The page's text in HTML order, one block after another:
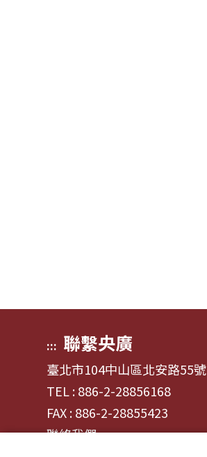
::: 聯繫央廣
臺北市104中山區北安路55號
TEL : 886-2-28856168
FAX : 886-2-28855423
聯絡我們